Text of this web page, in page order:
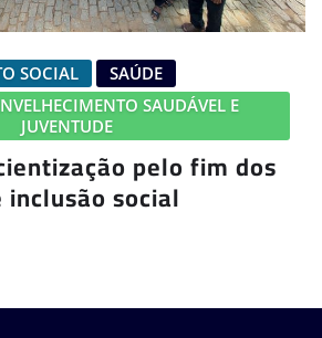
SOCIAL
SAÚDE
SAUDÁVEL E
JUVENTUDE
pelo fim dos
social